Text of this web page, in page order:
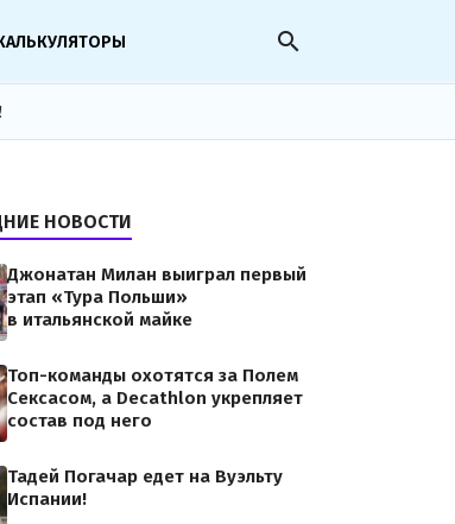
search
НОВОСТИ
Джонатан Милан выиграл первый
этап «Тура Польши»
в итальянской майке
Топ-команды охотятся за Полем
Сексасом, а Decathlon укрепляет
состав под него
Тадей Погачар едет на Вуэльту
Испании!